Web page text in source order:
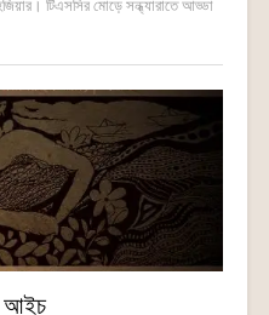
টিএসসির মোড়ে সন্ধ্যারাতে আড্ডা
আইচ